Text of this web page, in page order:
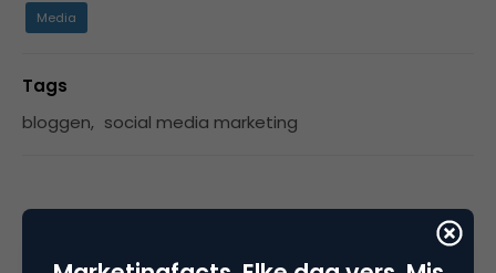
Media
Tags
bloggen, social media marketing